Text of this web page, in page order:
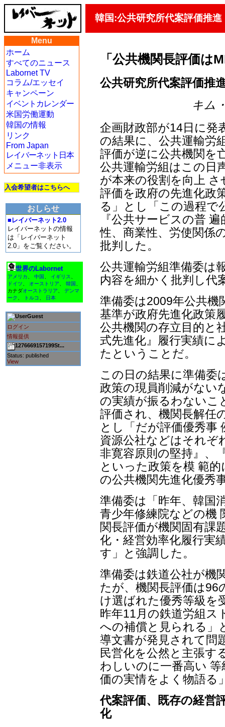
韓国:公共研究所代案評価推進
Menu
ホーム
すべてのニュース
Labornet TV
コラム/エッセイ
キャンペーン
イベントカレンダー
米国労働運動
韓国の情報
リンク
From Japan
レイバーネット日本
メニュー非表示
入会希望者はこちらへ
おしらせ
■レイバーネット2.0
レイバーネットの情報
は「レイバーネット
2.0」をご覧ください。
世界のLabornet
アメリカ 中国 イギリス
ドイツ
オーストリア 韓国
カナダオーストラリア
デンマ
ーク
トルコ 日本
Guest
ログイン
情報提供
1276669157199St...
Status: published
View
「公共機関長評価は
公共研究所代案評価推
キム
企画財政部が14日に発
の結果に、公共運輸労
評価が逆に公共機関を
公共運輸労組はこの日
が本来の役割を向上
評価を政府の先進化政
る」とし「この過程で
『公共サービスの普
性、商業性、労使関係
批判した。
公共運輸労組準備委は
内容を細かく批判し代
準備委は2009年公共機
基準が政府先進化政策
公共機関の存立目的と
式先進化』履行実績に
たということだ。
この日の結果に準備委
政策の現員削減がない
の実績が振るわないこ
評価され、機関長解任
とし「だが評価優秀事
資源公社などはそれぞ
非寛容原則の堅持』、
といった政策を模 範
の公共機関先進化優秀
準備委は「昨年、韓国
青少年修練院などの機
関長評価が機関固有課
化・経営効率化履行実
す」と強調した。
準備委は鉄道公社が機
たが、機関長評価は96
け選ばれた優秀等級を
昨年11月の鉄道労組ス
への補償と見られる」
導文書が発見されて問
民営化を公然と主張す
わしいのに一番高い
価の実情をよく物語る
代案評価、既存の経営
化